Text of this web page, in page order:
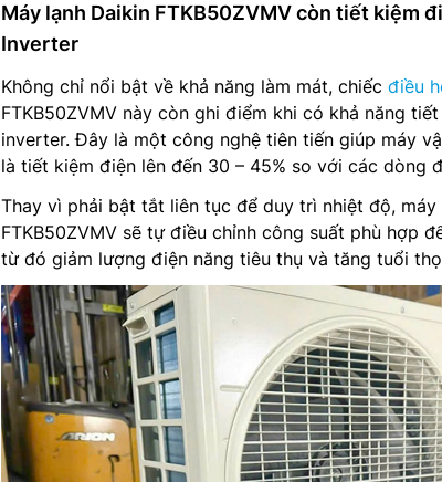
Máy lạnh Daikin FTKB50ZVMV còn tiết kiệm
Inverter
Không chỉ nổi bật về khả năng làm mát, chiếc điều
FTKB50ZVMV này còn ghi điểm khi có khả năng
inverter. Đây là một công nghệ tiên tiến giúp máy
là tiết kiệm điện lên đến 30 – 45% so với các dòng
Thay vì phải bật tắt liên tục để duy trì nhiệt độ,
FTKB50ZVMV sẽ tự điều chỉnh công suất phù hợp
từ đó giảm lượng điện năng tiêu thụ và tăng tuổi